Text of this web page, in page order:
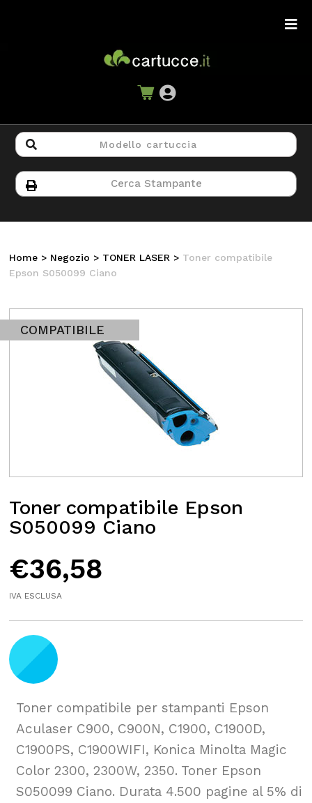
Home > Negozio > TONER LASER > Toner compatibile
Epson S050099 Ciano
COMPATIBILE
Toner compatibile Epson
S050099 Ciano
€36,58
IVA ESCLUSA
Toner compatibile per stampanti Epson
Aculaser C900, C900N, C1900, C1900D,
C1900PS, C1900WIFI, Konica Minolta Magic
Color 2300, 2300W, 2350. Toner Epson
S050099 Ciano. Durata 4.500 pagine al 5% di